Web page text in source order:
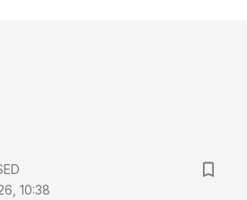
10:38